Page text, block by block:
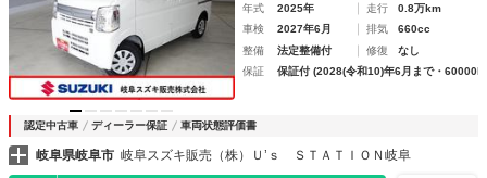
年式 2025年 走行
0.8万km
車検
2027年6月 排気
660cc
整備
法定整備付 修復
なし
保証
保証付 (2028(令和10)年6月まで・
認定中古車 ディーラー保証 車両状態評価書
岐阜県岐阜市 岐阜スズキ販売（株）Ｕ’ｓ ＳＴＡＴＩＯＮ岐阜